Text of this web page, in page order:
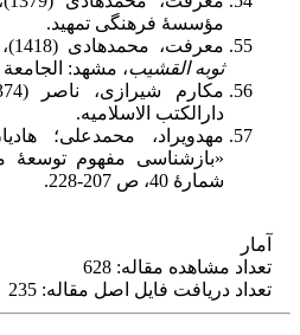
مؤسسۀ فرهنگی تمهید.
معرفت، محمدهادی (1418)،
ثوبه القشیب، مشهد: الجامعة
مکارم شیرازی، ناصر (1374)،
دارالکتب الاسلامیه.
«بازشناسی مفهوم توسعۀ
شمارۀ 40، ص 207-228.
آمار
تعداد مشاهده مقاله: 628
تعداد دریافت فایل اصل مقاله: 235